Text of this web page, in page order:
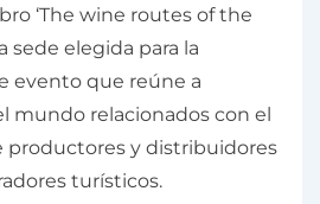
‘The wine routes of the
sede elegida para la
evento que reúne a
mundo relacionados con el
productores y distribuidores
turísticos.